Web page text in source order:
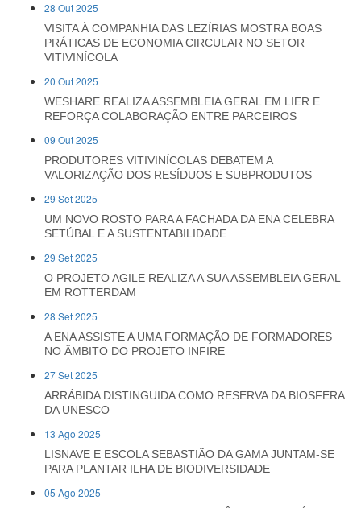
28 Out 2025
VISITA À COMPANHIA DAS LEZÍRIAS MOSTRA BOAS
PRÁTICAS DE ECONOMIA CIRCULAR NO SETOR
VITIVINÍCOLA
20 Out 2025
WESHARE REALIZA ASSEMBLEIA GERAL EM LIER E
REFORÇA COLABORAÇÃO ENTRE PARCEIROS
09 Out 2025
PRODUTORES VITIVINÍCOLAS DEBATEM A
VALORIZAÇÃO DOS RESÍDUOS E SUBPRODUTOS
29 Set 2025
UM NOVO ROSTO PARA A FACHADA DA ENA CELEBRA
SETÚBAL E A SUSTENTABILIDADE
29 Set 2025
O PROJETO AGILE REALIZA A SUA ASSEMBLEIA GERAL
EM ROTTERDAM
28 Set 2025
A ENA ASSISTE A UMA FORMAÇÃO DE FORMADORES
NO ÂMBITO DO PROJETO INFIRE
27 Set 2025
ARRÁBIDA DISTINGUIDA COMO RESERVA DA BIOSFERA
DA UNESCO
13 Ago 2025
LISNAVE E ESCOLA SEBASTIÃO DA GAMA JUNTAM-SE
PARA PLANTAR ILHA DE BIODIVERSIDADE
05 Ago 2025